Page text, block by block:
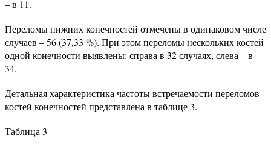
– в 11.
Переломы нижних конечностей отмечены в одинаковом числе
случаев – 56 (37,33 %). При этом переломы нескольких костей
одной конечности выявлены: справа в 32 случаях, слева – в
34.
Детальная характеристика частоты встречаемости переломов
костей конечностей представлена в таблице 3.
Таблица 3